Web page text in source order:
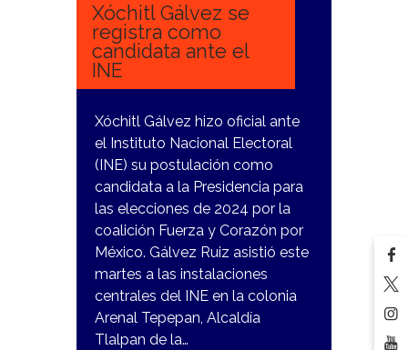
Xóchitl Gálvez se
registra como
candidata ante el
INE
Xóchitl Gálvez hizo oficial ante
el Instituto Nacional Electoral
(INE) su postulación como
candidata a la Presidencia para
las elecciones de 2024 por la
coalición Fuerza y Corazón por
México. Gálvez Ruiz asistió este
martes a las instalaciones
centrales del INE en la colonia
Arenal Tepepan, Alcaldía
Tlalpan de la…